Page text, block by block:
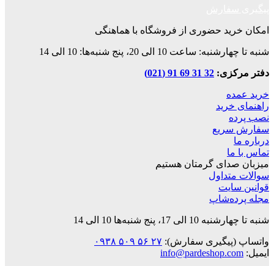
امکان خرید حضوری از فروشگاه با هماهنگی
شنبه تا چهارشنبه: ساعت 10 الی 20، پنج شنبه‌ها: 10 الی 14
دفتر مرکزی:32 31 69 91 (021)
خرید عمده
راهنمای خرید
نصب پرده
سفارش سریع
درباره ما
تماس با ما
میزبان صدای گرمتان هستیم
سوالات متداول
قوانین‌ سایت
مجله پرده‌شاپ
شنبه تا چهارشنبه 10 الی 17، پنج شنبه‌ها 10 الی 14
واتساپ (پیگیری سفارش):۲۷ ۵۶ ۵۰۹ ۰۹۳۸
ایمیل:info@pardeshop.com